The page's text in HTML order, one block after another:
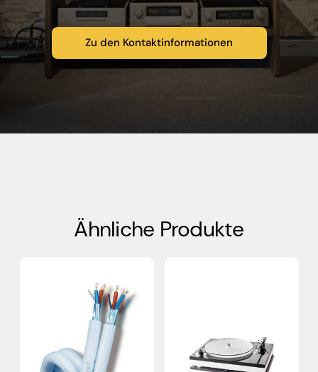
Zu den Kontaktinformationen
Ähnliche Produkte